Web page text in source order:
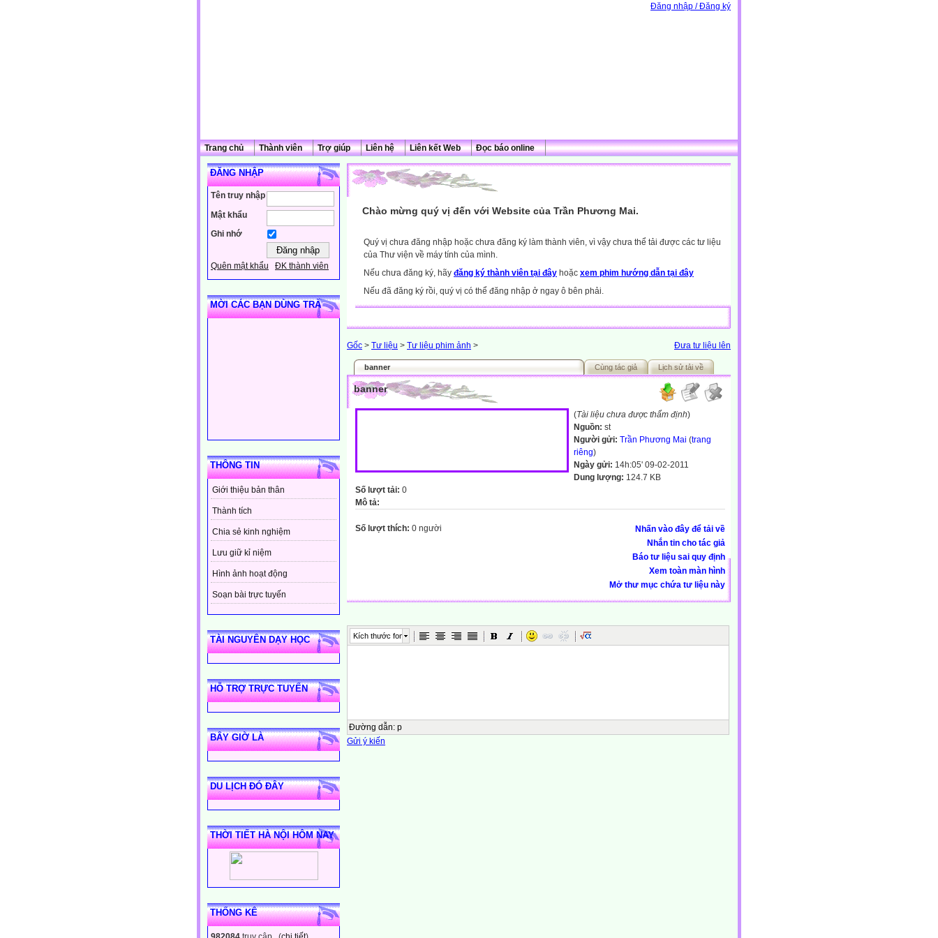
Đăng nhập / Đăng ký
Trang chủ Thành viên Trợ giúp Liên hệ Liên kết Web Đọc báo online
ĐĂNG NHẬP
Tên truy nhập
Mật khẩu
Ghi nhớ
Quên mật khẩu ĐK thành viên
MỜI CÁC BẠN DÙNG TRÀ
THÔNG TIN
Giới thiệu bản thân
Thành tích
Chia sẻ kinh nghiệm
Lưu giữ kỉ niệm
Hình ảnh hoạt động
Soạn bài trực tuyến
TÀI NGUYÊN DẠY HỌC
HỖ TRỢ TRỰC TUYẾN
BÂY GIỜ LÀ
DU LỊCH ĐÓ ĐÂY
THỜI TIẾT HÀ NỘI HÔM NAY
THỐNG KÊ
Chào mừng quý vị đến với Website của Trần Phương Mai.
Quý vị chưa đăng nhập hoặc chưa đăng ký làm thành viên, vì vậy chưa thể tải được các tư liệu
của Thư viện về máy tính của mình.
Nếu chưa đăng ký, hãy đăng ký thành viên tại đây hoặc xem phim hướng dẫn tại đây
Nếu đã đăng ký rồi, quý vị có thể đăng nhập ở ngay ô bên phải.
Đưa tư liệu lên
Gốc > Tư liệu > Tư liệu phim ảnh >
banner Cùng tác giả Lịch sử tải về
banner
(Tài liệu chưa được thẩm định)
Nguồn: st
Người gửi: Trần Phương Mai (trang
riêng)
Ngày gửi: 14h:05' 09-02-2011
Dung lượng: 124.7 KB
Số lượt tải: 0
Mô tả:
Nhấn vào đây để tải về
Nhắn tin cho tác giả
Báo tư liệu sai quy định
Xem toàn màn hình
Mở thư mục chứa tư liệu này
Số lượt thích: 0 người
Kích thước font
Đường dẫn: p
Gửi ý kiến